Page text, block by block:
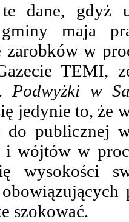
dane, gdyż
maja
zarobków w
TEMI,
Podwyżki w
jedynie to, że
do publicznej
i wójtów w
wysokości
szokować.